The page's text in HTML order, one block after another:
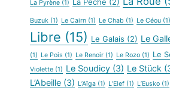
La Pyrène (1) La Pêche (2)
Buzuk (1) Le Cairn (1) Le Chab (1) Le Céou (1)
Libre (15) Le Galais (2) Le
(1) Le Pois (1) Le Renoir (1) Le Rozo (1) Le
Violette (1) Le Soudicy (3) Le Stück
L’Abeille (3) L’Aïga (1) L’Elef (1) L’Eusko (1)